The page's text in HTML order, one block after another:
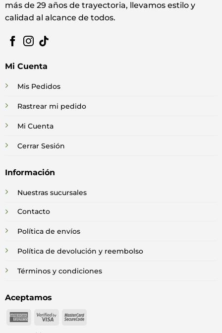
más de 29 años de trayectoria, llevamos estilo y
calidad al alcance de todos.
Mi Cuenta
Mis Pedidos
Rastrear mi pedido
Mi Cuenta
Cerrar Sesión
Información
Nuestras sucursales
Contacto
Política de envíos
Política de devolución y reembolso
Términos y condiciones
Aceptamos
American
Visa
MasterCard